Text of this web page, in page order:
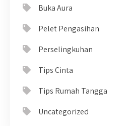
Buka Aura
Pelet Pengasihan
Perselingkuhan
Tips Cinta
Tips Rumah Tangga
Uncategorized